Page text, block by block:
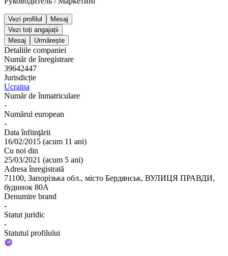
Vezi profilul
Mesaj
Vezi toți angajații
Mesaj
Urmărește
Detaliile companiei
Număr de înregistrare
39642447
Jurisdicție
Ucraina
Număr de înmatriculare
-
Numărul european
-
Data înfiinţării
16/02/2015 (acum 11 ani)
Cu noi din
25/03/2021 (acum 5 ani)
Adresa înregistrată
71100, Запорізька обл., місто Бердянськ, ВУЛИЦЯ ПРАВДИ,
будинок 80А
Denumire brand
-
Statut juridic
-
Statutul profilului